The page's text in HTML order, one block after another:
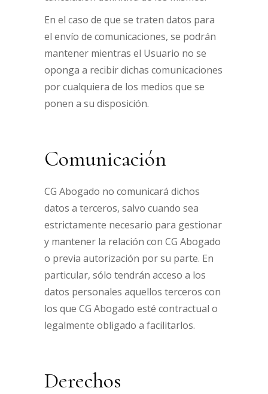
En el caso de que se traten datos para
el envío de comunicaciones, se podrán
mantener mientras el Usuario no se
oponga a recibir dichas comunicaciones
por cualquiera de los medios que se
ponen a su disposición.
Comunicación
CG Abogado no comunicará dichos
datos a terceros, salvo cuando sea
estrictamente necesario para gestionar
y mantener la relación con CG Abogado
o previa autorización por su parte. En
particular, sólo tendrán acceso a los
datos personales aquellos terceros con
los que CG Abogado esté contractual o
legalmente obligado a facilitarlos.
Derechos